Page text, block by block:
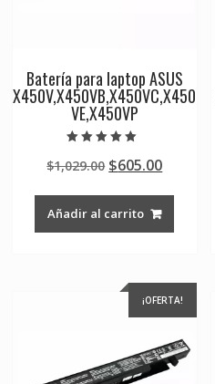
Batería para laptop ASUS
X450V,X450VB,X450VC,X450
VE,X450VP
5.00
de 5
$1,029.00 Original
was:
$1,029.00.
$605.00Current
Añadir al carrito
¡OFERTA!